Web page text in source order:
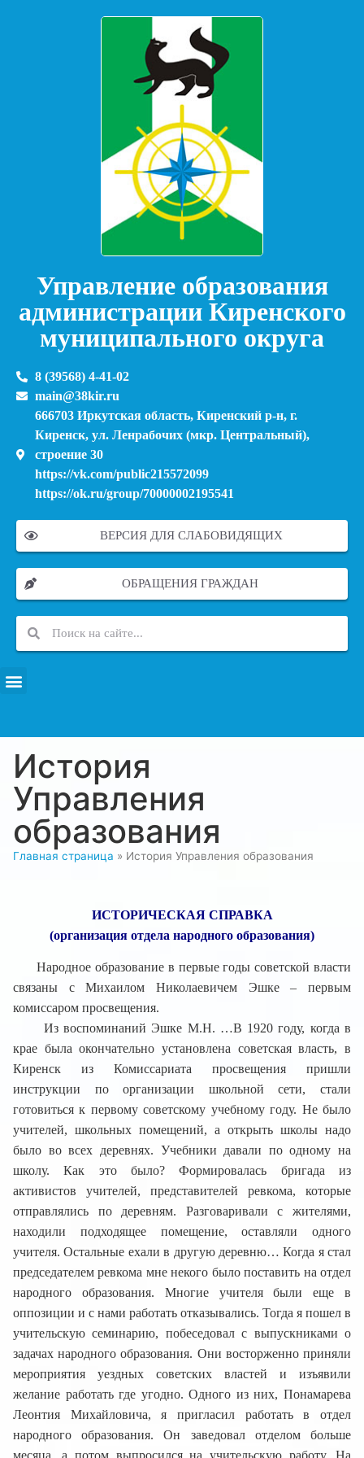
Управление образования
администрации Киренского
муниципального округа
8 (39568) 4-41-02
main@38kir.ru
666703 Иркутская область, Киренский р-н, г.
Киренск, ул. Ленрабочих (мкр. Центральный),
строение 30
https://vk.com/public215572099
https://ok.ru/group/70000002195541
ВЕРСИЯ ДЛЯ СЛАБОВИДЯЩИХ
ОБРАЩЕНИЯ ГРАЖДАН
История
Управления
образования
Главная страница » История Управления образования
ИСТОРИЧЕСКАЯ СПРАВКА
(организация отдела народного образования)
Народное образование в первые годы советской власти
связаны с Михаилом Николаевичем Эшке – первым
комиссаром просвещения.
Из воспоминаний Эшке М.Н. …В 1920 году, когда в
крае была окончательно установлена советская власть, в
Киренск из Комиссариата просвещения пришли
инструкции по организации школьной сети, стали
готовиться к первому советскому учебному году. Не было
учителей, школьных помещений, а открыть школы надо
было во всех деревнях. Учебники давали по одному на
школу. Как это было? Формировалась бригада из
активистов учителей, представителей ревкома, которые
отправлялись по деревням. Разговаривали с жителями,
находили подходящее помещение, оставляли одного
учителя. Остальные ехали в другую деревню… Когда я стал
председателем ревкома мне некого было поставить на отдел
народного образования. Многие учителя были еще в
оппозиции и с нами работать отказывались. Тогда я пошел в
учительскую семинарию, побеседовал с выпускниками о
задачах народного образования. Они восторженно приняли
мероприятия уездных советских властей и изъявили
желание работать где угодно. Одного из них, Понамарева
Леонтия Михайловича, я пригласил работать в отдел
народного образования. Он заведовал отделом больше